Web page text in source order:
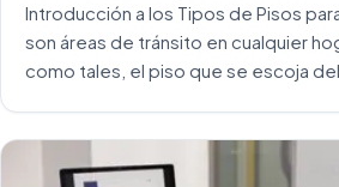
Introducción a los Tipos de Pisos
son áreas de tránsito en cualquier
como tales, el piso que se escoja